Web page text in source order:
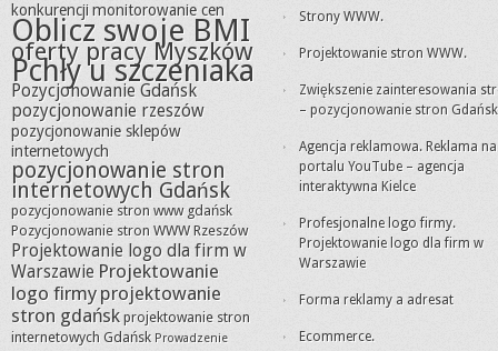
konkurencjimonitorowanie cen
Oblicz swoje BMI
oferty pracy Myszków
Pchły u szczeniaka
Pozycjonowanie Gdańsk
pozycjonowanie rzeszów
pozycjonowanie sklepów
internetowych
pozycjonowanie stron
internetowych Gdańsk
pozycjonowanie stron www gdańsk
Pozycjonowanie stron WWW Rzeszów
Projektowanie logo dla firm w
Warszawie Projektowanie
logo firmy projektowanie
stron gdańsk projektowanie stron
internetowych Gdańsk Prowadzenie
Strony WWW.
Projektowanie stron WWW.
Zwiększenie zainteresowania
– pozycjonowanie stron Gdańsk
Agencja reklamowa. Reklama na
portalu YouTube – agencja
interaktywna Kielce
Profesjonalne logo firmy.
Projektowanie logo dla firm w
Warszawie
Forma reklamy a adresat
Ecommerce.